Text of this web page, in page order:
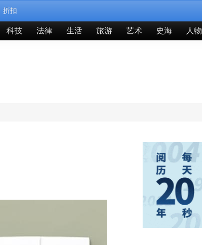
折扣
科技 法律 生活 旅游 艺术 史海 人物